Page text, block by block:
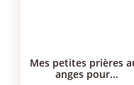
mes petites prières aux
anges pour...